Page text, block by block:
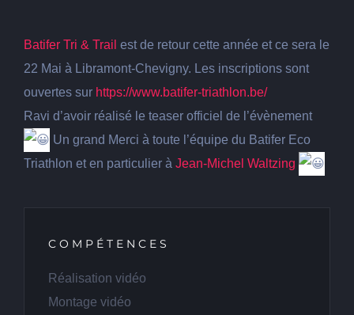
Batifer Tri & Trail est de retour cette année et ce sera le
22 Mai à Libramont-Chevigny. Les inscriptions sont
ouvertes sur https://www.batifer-triathlon.be/
Ravi d’avoir réalisé le teaser officiel de l’évènement
Un grand Merci à toute l’équipe du Batifer Eco
Triathlon et en particulier à Jean-Michel Waltzing
COMPÉTENCES
Réalisation vidéo
Montage vidéo